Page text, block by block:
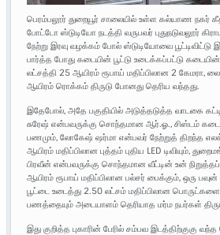
பெரம்பலூர் துறையூர் சாலையில் உள்ள கல்யாண நகர்
போட்டோ ஸ்டுடியோ நடத்தி வருபவர் புதுநடுவலூர்
நேற்று இரவு வழக்கம் போல் ஸ்டுடியோவை பூட்டிவிட்டு
பார்த்த போது கடையின் பூட்டு உடைக்கப்பட்டு
லட்சத்தி 25 ஆயிரம் ரூபாய் மதிப்பிலான 2 கேமரா,
ஆயிரம் ரொக்கம் திருடு போனது தெரிய வந்தது.
இதேபோல், அதே பகுதியில் அடுத்தடுத்த வாடகை
சுரேஷ் என்பவருக்கு சொந்தமான ஆர்.ஓ., சிஸ்டம்
பணமும், லோகேஷ் ஷர்மா என்பவர் நேற்றுத் திறந்த
ஆயிரம் மதிப்பிலான புத்தம் புதிய LED டிவியும்,
பிரவீன் என்பவருக்கு சொந்தமான வீட்டின் உன்
ஆயிரம் ரூபாய் மதிப்பிலான பல்சர் பைக்கும், ஒரு
பூட்டை உடைத்து 2.50 லட்சம் மதிப்பிலான
பணத்தையும் அடையாளம் தெரியாத மர்ம நபர்கள்
இது குறித்த புகாரின் பேரில் சம்பவ இடத்திற்குகு